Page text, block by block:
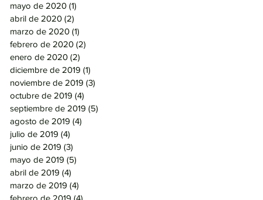
mayo de 2020 (1)
abril de 2020 (2)
marzo de 2020 (1)
febrero de 2020 (2)
enero de 2020 (2)
diciembre de 2019 (1)
noviembre de 2019 (3)
octubre de 2019 (4)
septiembre de 2019 (5)
agosto de 2019 (4)
julio de 2019 (4)
junio de 2019 (3)
mayo de 2019 (5)
abril de 2019 (4)
marzo de 2019 (4)
febrero de 2019 (4)